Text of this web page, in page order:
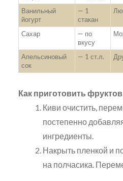
Ванильный
йогурт
— 1
стакан
Сахар
— по
вкусу
Апельсиновый
сок
— 1 ст.л.
Как приготовить
Киви очистить,
постепенно
ингредиенты.
Накрыть пленкой и
на полчасика.